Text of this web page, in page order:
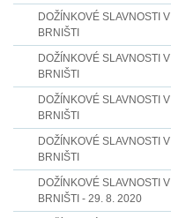
DOŽÍNKOVÉ SLAVNOSTI V
BRNIŠTI
DOŽÍNKOVÉ SLAVNOSTI V
BRNIŠTI
DOŽÍNKOVÉ SLAVNOSTI V
BRNIŠTI
DOŽÍNKOVÉ SLAVNOSTI V
BRNIŠTI
DOŽÍNKOVÉ SLAVNOSTI V
BRNIŠTI - 29. 8. 2020